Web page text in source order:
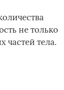
не только
частей тела.